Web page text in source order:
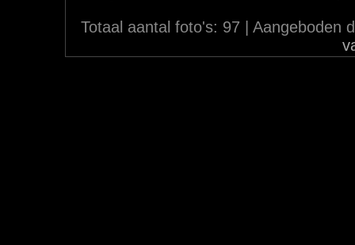
Totaal aantal foto's: 97 | Aangeboden